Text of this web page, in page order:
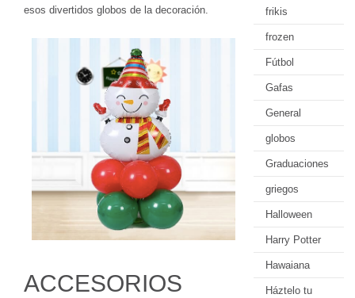
esos divertidos globos de la decoración.
ACCESORIOS
frikis
frozen
Fútbol
Gafas
General
globos
Graduaciones
griegos
Halloween
Harry Potter
Hawaiana
Háztelo tu